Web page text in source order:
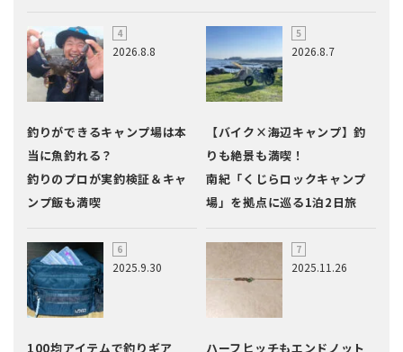
2026.8.8
釣りができるキャンプ場は本
当に魚釣れる？
釣りのプロが実釣検証＆キャ
ンプ飯も満喫
2026.8.7
【バイク×海辺キャンプ】釣
りも絶景も満喫！
南紀「くじらロックキャンプ
場」を拠点に巡る1泊2日旅
2025.9.30
100均アイテムで釣りギア
2025.11.26
ハーフヒッチもエンドノット